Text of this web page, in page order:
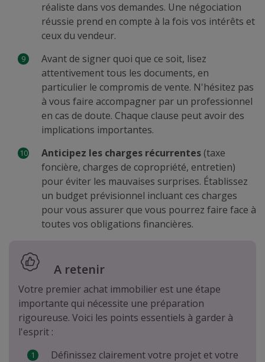
réaliste dans vos demandes. Une négociation
réussie prend en compte à la fois vos intérêts et
ceux du vendeur.
Avant de signer quoi que ce soit, lisez
attentivement tous les documents, en
particulier le compromis de vente. N'hésitez pas
à vous faire accompagner par un professionnel
en cas de doute. Chaque clause peut avoir des
implications importantes.
Anticipez les charges récurrentes (taxe
foncière, charges de copropriété, entretien)
pour éviter les mauvaises surprises. Établissez
un budget prévisionnel incluant ces charges
pour vous assurer que vous pourrez faire face à
toutes vos obligations financières.
A retenir
Votre premier achat immobilier est une étape
importante qui nécessite une préparation
rigoureuse. Voici les points essentiels à garder à
l'esprit :
Définissez clairement votre projet et votre